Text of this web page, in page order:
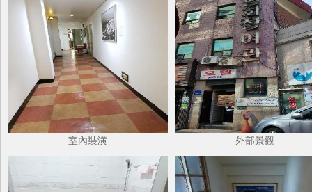
室內裝潢 外部景觀